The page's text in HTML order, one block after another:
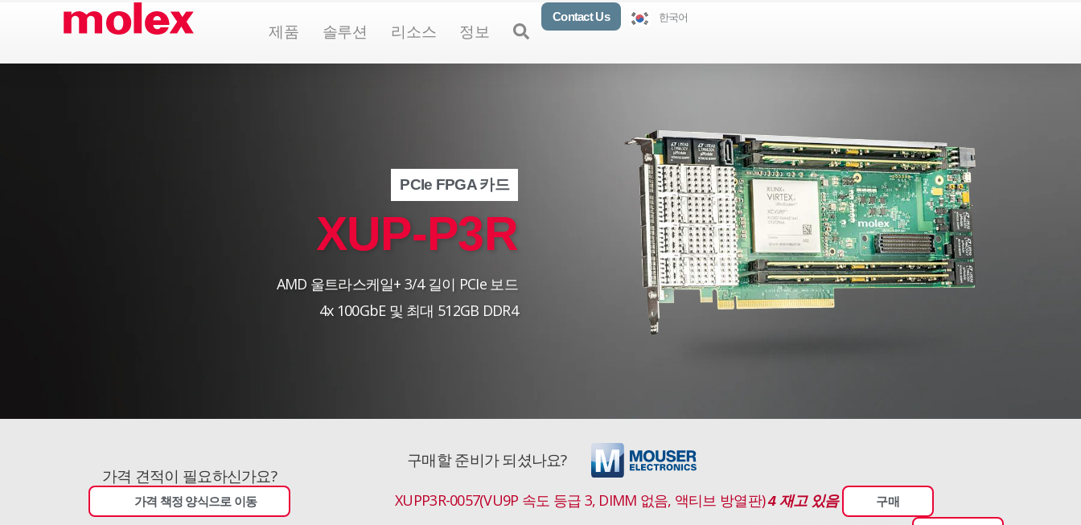
제품 Open Products
솔루션 Open Solutions
리소스 Open Resources
정보 Open About
Open
Contact Us 한국어
PCIe FPGA 카드
XUP-P3R
AMD 울트라스케일+ 3/4 길이 PCIe 보드
4x 100GbE 및 최대 512GB DDR4
가격 견적이 필요하신가요?
가격 책정 양식으로 이동
구매할 준비가 되셨나요?
XUPP3R-0057(VU9P 속도 등급 3, DIMM 없음, 액티브 방열판)4 재고 있음 구매